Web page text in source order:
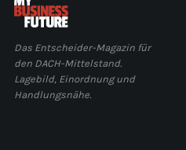
Das Entscheider-Magazin für
den DACH-Mittelstand.
Lagebild, Einordnung und
Handlungsnähe.